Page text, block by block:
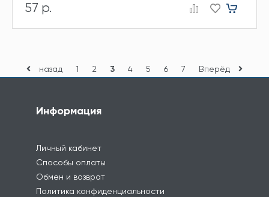
57 р.
назад 1 2 3 4 5 6 7 Вперёд
Информация
Личный кабинет
Способы оплаты
Обмен и возврат
Политика конфиденциальности